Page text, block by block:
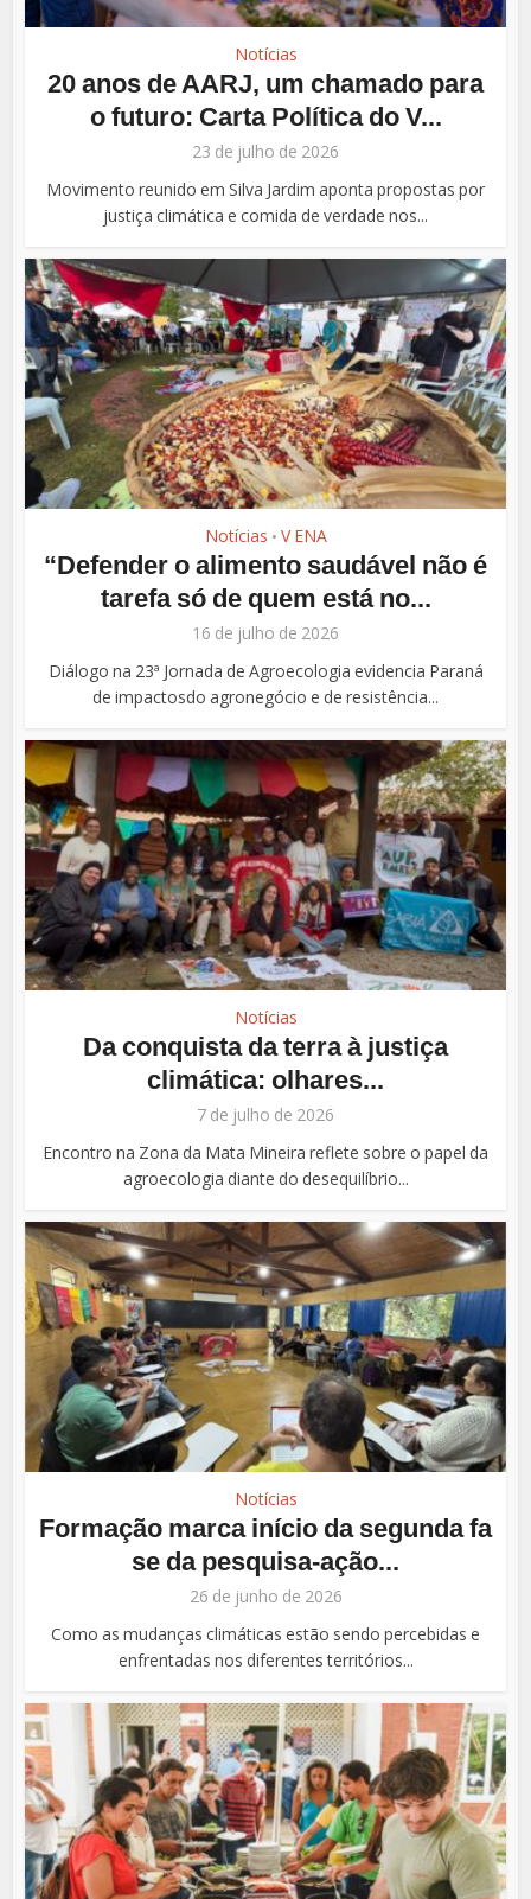
Notícias
20 anos de AARJ, um chamado para
o futuro: Carta Política do V...
23 de julho de 2026
Movimento reunido em Silva Jardim aponta propostas por
justiça climática e comida de verdade nos...
Notícias • V ENA
“Defender o alimento saudável não é
tarefa só de quem está no...
16 de julho de 2026
Diálogo na 23ª Jornada de Agroecologia evidencia Paraná
de impactosdo agronegócio e de resistência...
Notícias
Da conquista da terra à justiça
climática: olhares...
7 de julho de 2026
Encontro na Zona da Mata Mineira reflete sobre o papel da
agroecologia diante do desequilíbrio...
Notícias
Formação marca início da segunda fa
se da pesquisa-ação...
26 de junho de 2026
Como as mudanças climáticas estão sendo percebidas e
enfrentadas nos diferentes territórios...